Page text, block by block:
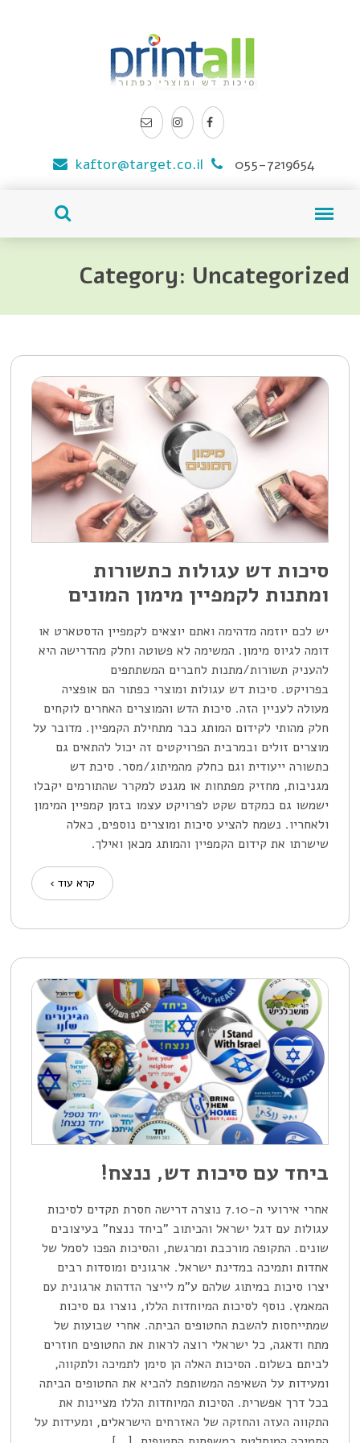
kaftor@target.co.il 055-7219654
Category: Uncategorized
סיכות דש עגולות כתשורות
ומתנות לקמפיין מימון המונים
יש לכם יוזמה מדהימה ואתם יוצאים לקמפיין הדסטארט או
דומה לגיוס מימון. המשימה לא פשוטה וחלק מהדרישה היא
להעניק תשורות/מתנות לחברים המשתתפים
בפרויקט. סיכות דש עגולות ומוצרי כפתור הם אופציה
מעולה לעניין הזה. סיכות הדש והמוצרים האחרים לוקחים
חלק מהותי לקידום המותג כבר מתחילת הקמפיין. מדובר על
מוצרים זולים ובמרבית הפרויקטים זה יכול להתאים גם
כתשורה ייעודית וגם כחלק מהמיתוג/מסר. סיכת דש
מגניבות, מחזיק מפתחות או מגנט למקרר שהתורמים יקבלו
ישמשו גם כמקדם שקט לפרויקט עצמו בזמן קמפיין המימון
ולאחריו. נשמח להציע סיכות ומוצרים נוספים, כאלה
שישרתו את קידום הקמפיין והמותג מכאן ואילך.
קרא עוד ›
ביחד עם סיכות דש, ננצח!
אחרי אירועי ה-7.10 נוצרה דרישה חסרת תקדים לסיכות
עגולות עם דגל ישראל והכיתוב "ביחד ננצח" בעיצובים
שונים. התקופה מורכבת ומרגשת, והסיכות הפכו לסמל של
אחדות ותמיכה במדינת ישראל. ארגונים ומוסדות רבים
יצרו סיכות במיתוג שלהם ע"מ לייצר הזדהות ארגונית עם
המאמץ. נוסף לסיכות המיוחדות הללו, נוצרו גם סיכות
שמתייחסות להשבת החטופים הביתה. אחרי שבועות של
מתח ודאגה, כל ישראלי רוצה לראות את החטופים חוזרים
לביתם בשלום. הסיכות האלה הן סימן לתמיכה ולתקווה,
ומעידות על השאיפה המשותפת להביא את החטופים הביתה
בכל דרך אפשרית. הסיכות המיוחדות הללו מציינות את
התקווה העזה והחזקה של האזרחים הישראלים, ומעידות על